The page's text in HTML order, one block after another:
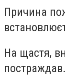
Причина
На щастя,
постраждав.